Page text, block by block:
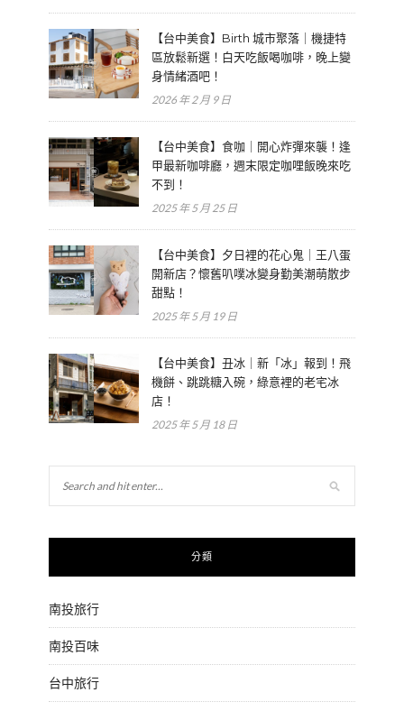
【台中美食】Birth 城市聚落｜機捷特
區放鬆新選！白天吃飯喝咖啡，晚上變
身情緒酒吧！
2026 年 2 月 9 日
【台中美食】食咖｜開心炸彈來襲！逢
甲最新咖啡廳，週末限定咖哩飯晚來吃
不到！
2025 年 5 月 25 日
【台中美食】夕日裡的花心鬼｜王八蛋
開新店？懷舊叭噗冰變身勤美潮萌散步
甜點！
2025 年 5 月 19 日
【台中美食】丑冰｜新「冰」報到！飛
機餅、跳跳糖入碗，綠意裡的老宅冰
店！
2025 年 5 月 18 日
分類
南投旅行
南投百味
台中旅行